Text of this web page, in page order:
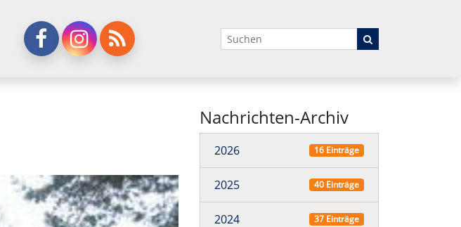
Suchbegriffe
Nachrichten-Archiv
2026 16 Einträge
2025 40 Einträge
2024 37 Einträge